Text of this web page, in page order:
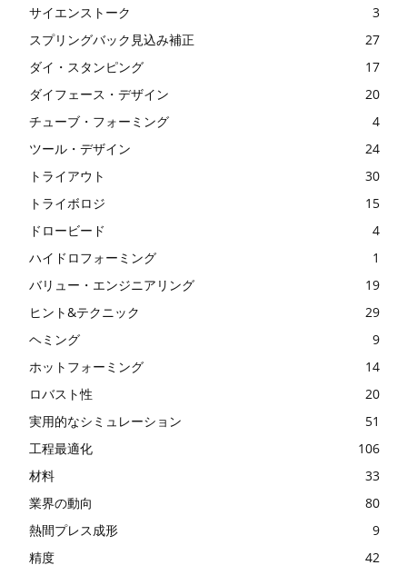
サイエンストーク
3
スプリングバック見込み補正
27
ダイ・スタンピング
17
ダイフェース・デザイン
20
チューブ・フォーミング
4
ツール・デザイン
24
トライアウト
30
トライボロジ
15
ドロービード
4
ハイドロフォーミング
1
バリュー・エンジニアリング
19
ヒント&テクニック
29
ヘミング
9
ホットフォーミング
14
ロバスト性
20
実用的なシミュレーション
51
工程最適化
106
材料
33
業界の動向
80
熱間プレス成形
9
精度
42